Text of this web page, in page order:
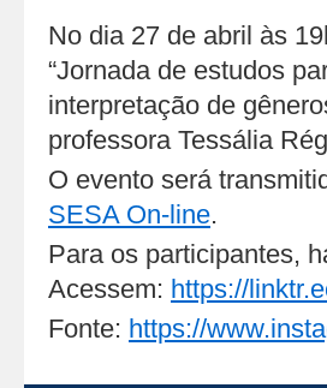
No dia 27 de abril às
“Jornada de estudos
interpretação de
professora Tessália
O evento será
SESA On-line.
Para os participantes,
Acessem: https://
Fonte: https://